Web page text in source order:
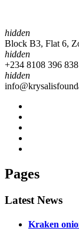
hidden
Block B3, Flat 6,
hidden
+234 8108 396 838
hidden
Pages
Latest News
Kraken